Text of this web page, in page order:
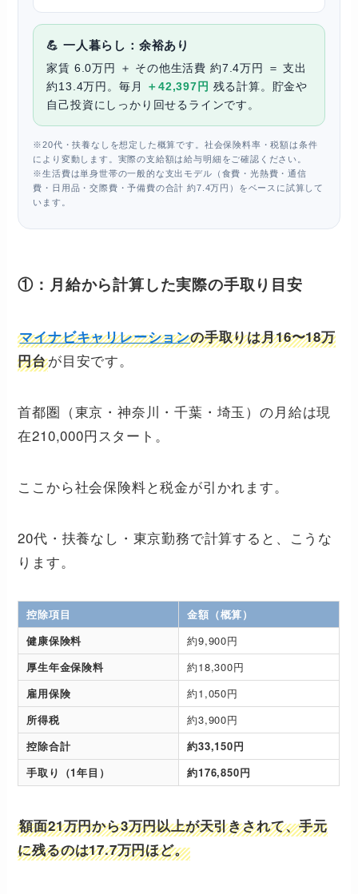
💪 一人暮らし：余裕あり
家賃 6.0万円 ＋ その他生活費 約7.4万円 ＝ 支出
約13.4万円。毎月
＋42,397円 残る計算。貯金や
自己投資にしっかり回せるラインです。
※20代・扶養なしを想定した概算です。社会保険料率・税額は条件
により変動します。実際の支給額は給与明細をご確認ください。
※生活費は単身世帯の一般的な支出モデル（食費・光熱費・通信
費・日用品・交際費・予備費の合計 約7.4万円）をベースに試算して
います。
①：月給から計算した実際の手取り目安
マイナビキャリレーションの手取りは月16〜18万
円台が目安です。
首都圏（東京・神奈川・千葉・埼玉）の月給は現
在210,000円スタート。
ここから社会保険料と税金が引かれます。
20代・扶養なし・東京勤務で計算すると、こうな
ります。
控除項目
金額（概算）
健康保険料
約9,900円
厚生年金保険料
約18,300円
雇用保険
約1,050円
所得税
約3,900円
控除合計
約33,150円
手取り（1年目）
約176,850円
額面21万円から3万円以上が天引きされて、手元
に残るのは17.7万円ほど。